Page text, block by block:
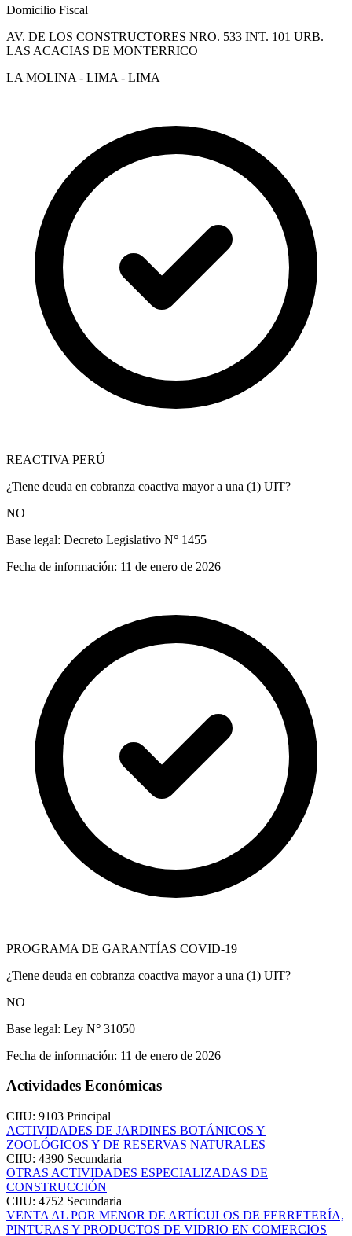
Domicilio Fiscal
AV. DE LOS CONSTRUCTORES NRO. 533 INT. 101 URB.
LAS ACACIAS DE MONTERRICO
LA MOLINA - LIMA - LIMA
REACTIVA PERÚ
¿Tiene deuda en cobranza coactiva mayor a una (1) UIT?
NO
Base legal: Decreto Legislativo N° 1455
Fecha de información: 11 de enero de 2026
PROGRAMA DE GARANTÍAS COVID-19
¿Tiene deuda en cobranza coactiva mayor a una (1) UIT?
NO
Base legal: Ley N° 31050
Fecha de información: 11 de enero de 2026
Actividades Económicas
CIIU: 9103 Principal
ACTIVIDADES DE JARDINES BOTÁNICOS Y
ZOOLÓGICOS Y DE RESERVAS NATURALES
CIIU: 4390 Secundaria
OTRAS ACTIVIDADES ESPECIALIZADAS DE
CONSTRUCCIÓN
CIIU: 4752 Secundaria
VENTA AL POR MENOR DE ARTÍCULOS DE FERRETERÍA,
PINTURAS Y PRODUCTOS DE VIDRIO EN COMERCIOS